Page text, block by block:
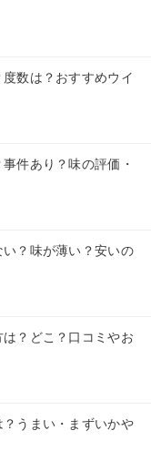
数は？おすすめウイ
件あり？味の評価・
？味が薄い？安いの
？どこ？口コミやお
うまい・まずいかや